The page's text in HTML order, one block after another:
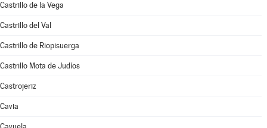
Castrillo de la Vega
Castrillo del Val
Castrillo de Riopisuerga
Castrillo Mota de Judíos
Castrojeriz
Cavia